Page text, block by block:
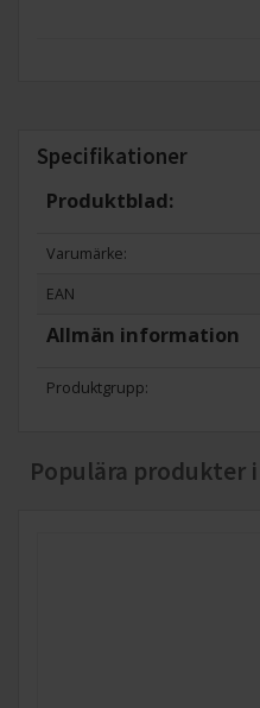
Specifikationer
Produktblad:
Varumärke:
EAN
Allmän information
Produktgrupp:
Populära produkter